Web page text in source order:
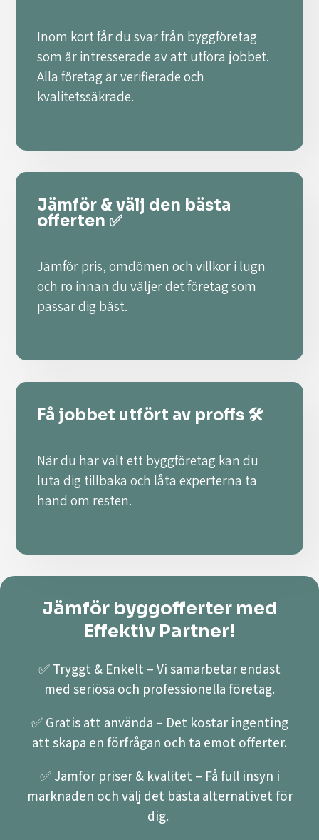
Inom kort får du svar från byggföretag
som är intresserade av att utföra jobbet.
Alla företag är verifierade och
kvalitetssäkrade.
Jämför & välj den bästa
offerten ✅
Jämför pris, omdömen och villkor i lugn
och ro innan du väljer det företag som
passar dig bäst.
Få jobbet utfört av proffs 🛠️
När du har valt ett byggföretag kan du
luta dig tillbaka och låta experterna ta
hand om resten.
Jämför byggofferter med
Effektiv Partner!
✅ Tryggt & Enkelt – Vi samarbetar endast
med seriösa och professionella företag.
✅ Gratis att använda – Det kostar ingenting
att skapa en förfrågan och ta emot offerter.
✅ Jämför priser & kvalitet – Få full insyn i
marknaden och välj det bästa alternativet för
dig.